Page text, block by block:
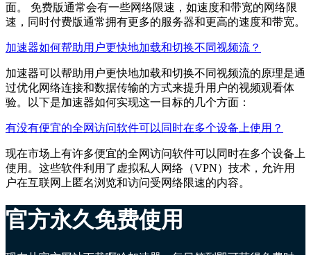
面。 免费版通常会有一些网络限速，如速度和带宽的网络限
速，同时付费版通常拥有更多的服务器和更高的速度和带宽。
加速器如何帮助用户更快地加载和切换不同视频流？
加速器可以帮助用户更快地加载和切换不同视频流的原理是通
过优化网络连接和数据传输的方式来提升用户的视频观看体
验。以下是加速器如何实现这一目标的几个方面：
有没有便宜的全网访问软件可以同时在多个设备上使用？
现在市场上有许多便宜的全网访问软件可以同时在多个设备上
使用。这些软件利用了虚拟私人网络（VPN）技术，允许用
户在互联网上匿名浏览和访问受网络限速的内容。
官方永久免费使用